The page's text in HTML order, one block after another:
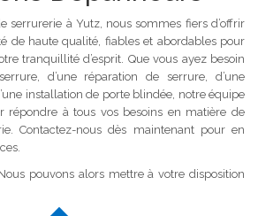
serrurerie à Yutz, nous sommes fiers d’offrir
de haute qualité, fiables et abordables pour
tranquillité d’esprit. Que vous ayez besoin
d’une réparation de serrure, d’une
installation de porte blindée, notre équipe
répondre à tous vos besoins en matière de
Contactez-nous dès maintenant pour en
pouvons alors mettre à votre disposition